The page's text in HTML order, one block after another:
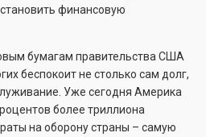
финансовую
бумагам правительства США
беспокоит не столько сам долг,
Уже сегодня Америка
более триллиона
на оборону страны – самую